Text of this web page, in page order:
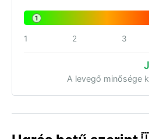
1
1 2 3
A levegő minősége